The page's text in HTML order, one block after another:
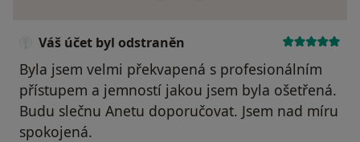
Váš účet byl odstraněn
Byla jsem velmi překvapená s profesionálním
přístupem a jemností jakou jsem byla ošetřená.
Budu slečnu Anetu doporučovat. Jsem nad míru
spokojená.